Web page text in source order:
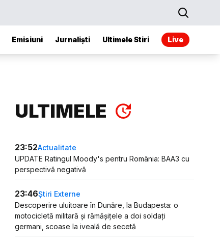
Emisiuni Jurnaliști Ultimele Stiri Live
ULTIMELE
23:52Actualitate
UPDATE Ratingul Moody's pentru România: BAA3 cu
perspectivă negativă
23:46Știri Externe
Descoperire uluitoare în Dunăre, la Budapesta: o
motocicletă militară și rămășițele a doi soldați
germani, scoase la iveală de secetă